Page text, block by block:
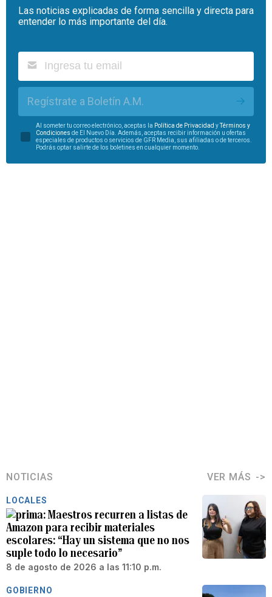
Las noticias explicadas de forma sencilla y directa para
entender lo más importante del día.
Regístrate a Boletín A.M.
Al someter tu correo electrónico, aceptas la Política de Privacidad yTérminos y
Condiciones de El Nuevo Día. Además, aceptas recibir información u ofertas
especiales de productos o servicios de GFR Media, sus afiliadas o de terceros.
Podrás optar salirte de los boletines en cualquier momento.
NOTICIAS VER MÁS
LOCALES
Maestros recurren a listas de
Amazon para recibir materiales
escolares: “Hay un sistema que no nos
suple todo lo necesario”
8 de agosto de 2026 a las 11:10 p.m.
GOBIERNO